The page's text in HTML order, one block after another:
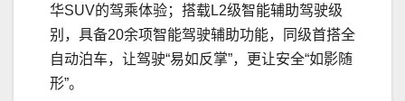
华SUV的驾乘体验；搭载L2级智能辅助驾驶级
别，具备20余项智能驾驶辅助功能，同级首搭全
自动泊车，让驾驶“易如反掌”，更让安全“如影随
形”。